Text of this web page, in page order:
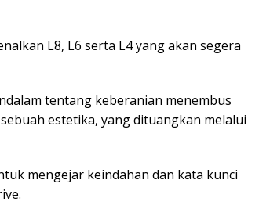
L8, L6 serta L4 yang akan segera
tentang keberanian menembus
estetika, yang dituangkan melalui
mengejar keindahan dan kata kunci